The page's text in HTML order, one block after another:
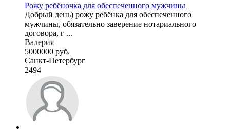
Рожу ребёночка для обеспеченного мужчины
Добрый день) рожу ребёнка для обеспеченного
мужчины, обязательно заверение нотариального
договора, г ...
Валерия
5000000 руб.
Санкт-Петербург
2494